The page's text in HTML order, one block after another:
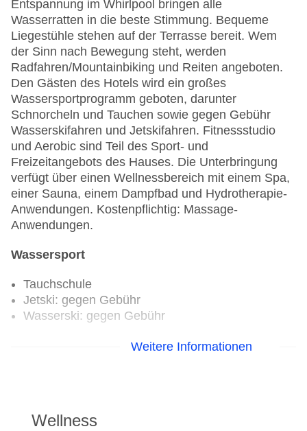
Entspannung im Whirlpool bringen alle
Wasserratten in die beste Stimmung. Bequeme
Liegestühle stehen auf der Terrasse bereit. Wem
der Sinn nach Bewegung steht, werden
Radfahren/Mountainbiking und Reiten angeboten.
Den Gästen des Hotels wird ein großes
Wassersportprogramm geboten, darunter
Schnorcheln und Tauchen sowie gegen Gebühr
Wasserskifahren und Jetskifahren. Fitnessstudio
und Aerobic sind Teil des Sport- und
Freizeitangebots des Hauses. Die Unterbringung
verfügt über einen Wellnessbereich mit einem Spa,
einer Sauna, einem Dampfbad und Hydrotherapie-
Anwendungen. Kostenpflichtig: Massage-
Anwendungen.
Wassersport
Tauchschule
Jetski: gegen Gebühr
Wasserski: gegen Gebühr
Weitere Informationen
Wellness